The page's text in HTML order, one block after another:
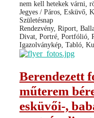
nem kell hetekek várni,
Jegyes / Páros, Esküvő,
Születésnap
Rendezvény, Riport,
Divat, Portré, Portfólió,
Igazolványkép, Tabló,
Berendezett
műterem
esküvői-,